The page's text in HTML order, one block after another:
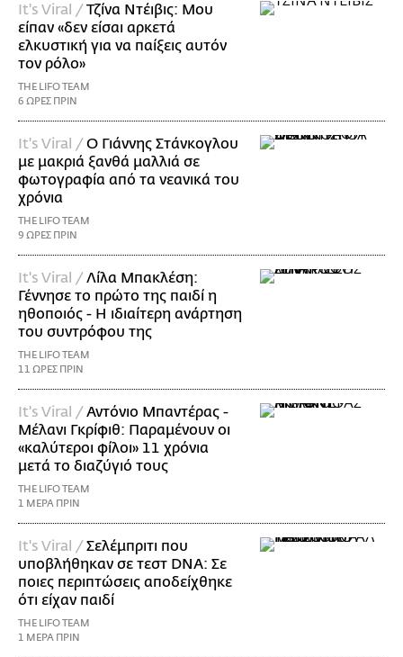
It's Viral /Τζίνα Ντέιβις: Μου
είπαν «δεν είσαι αρκετά
ελκυστική για να παίξεις αυτόν
τον ρόλο»
THE LIFO TEAM
6 ΩΡΕΣ ΠΡΙΝ
It's Viral /Ο Γιάννης Στάνκογλου
με μακριά ξανθά μαλλιά σε
φωτογραφία από τα νεανικά του
χρόνια
THE LIFO TEAM
9 ΩΡΕΣ ΠΡΙΝ
It's Viral /Λίλα Μπακλέση:
Γέννησε το πρώτο της παιδί η
ηθοποιός - Η ιδιαίτερη ανάρτηση
του συντρόφου της
THE LIFO TEAM
11 ΩΡΕΣ ΠΡΙΝ
It's Viral /Αντόνιο Μπαντέρας -
Μέλανι Γκρίφιθ: Παραμένουν οι
«καλύτεροι φίλοι» 11 χρόνια
μετά το διαζύγιό τους
THE LIFO TEAM
1 ΜΕΡΑ ΠΡΙΝ
It's Viral /Σελέμπριτι που
υποβλήθηκαν σε τεστ DNA: Σε
ποιες περιπτώσεις αποδείχθηκε
ότι είχαν παιδί
THE LIFO TEAM
1 ΜΕΡΑ ΠΡΙΝ